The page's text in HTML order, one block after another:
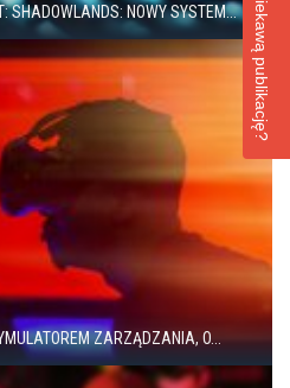
SHADOWLANDS: NOWY SYSTEM...
ZARZĄDZANIA, O...
Masz ciekawą publikację?